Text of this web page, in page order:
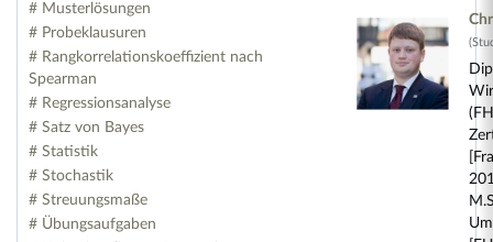
# Musterlösungen
# Probeklausuren
# Rangkorrelationskoeffizient nach
Spearman
# Regressionsanalyse
# Satz von Bayes
# Statistik
# Stochastik
# Streuungsmaße
# Übungsaufgaben